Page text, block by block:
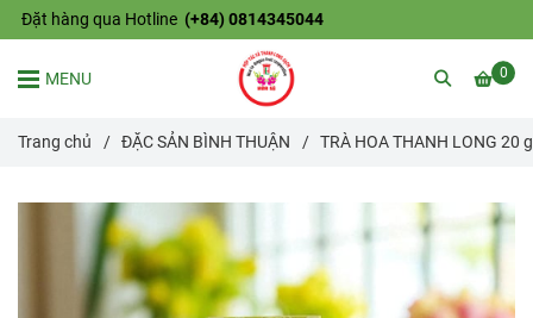
Đặt hàng qua Hotline (+84) 0814345044
0
MENU
Trang chủ / ĐẶC SẢN BÌNH THUẬN / TRÀ HOA THANH LONG 20